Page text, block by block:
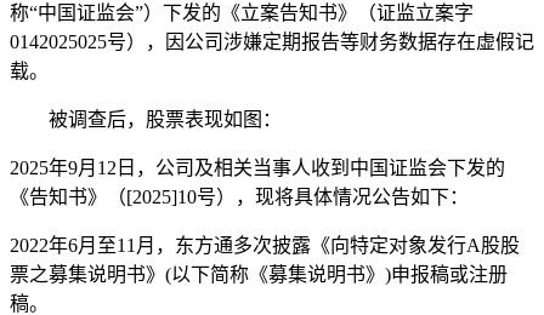
称“中国证监会”）下发的《立案告知书》（证监立案字
0142025025号），因公司涉嫌定期报告等财务数据存在虚假记
载。
被调查后，股票表现如图：
2025年9月12日，公司及相关当事人收到中国证监会下发的
《告知书》（[2025]10号），现将具体情况公告如下：
2022年6月至11月，东方通多次披露《向特定对象发行A股股
票之募集说明书》(以下简称《募集说明书》)申报稿或注册
稿。